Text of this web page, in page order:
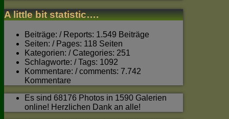
A little bit statistic….
Beiträge: / Reports: 1.549 Beiträge
Seiten: / Pages: 118 Seiten
Kategorien: / Categories: 251
Schlagworte: / Tags: 1092
Kommentare: / comments: 7.742
Kommentare
Es sind 68176 Photos in 1590 Galerien
online! Herzlichen Dank an alle!